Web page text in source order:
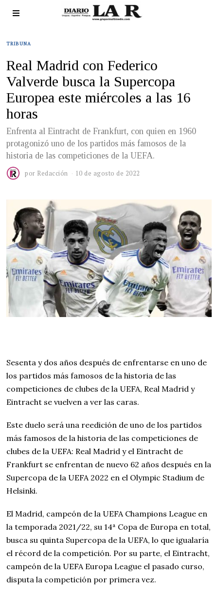
TRIBUNA
Real Madrid con Federico
Valverde busca la Supercopa
Europea este miércoles a las 16
horas
Enfrenta al Eintracht de Frankfurt, con quien en 1960
protagonizó uno de los partidos más famosos de la
historia de las competiciones de la UEFA.
por Redacción 10 de agosto de 2022
Sesenta y dos años después de enfrentarse en uno de
los partidos más famosos de la historia de las
competiciones de clubes de la UEFA, Real Madrid y
Eintracht se vuelven a ver las caras.
Este duelo será una reedición de uno de los partidos
más famosos de la historia de las competiciones de
clubes de la UEFA: Real Madrid y el Eintracht de
Frankfurt se enfrentan de nuevo 62 años después en la
Supercopa de la UEFA 2022 en el Olympic Stadium de
Helsinki.
El Madrid, campeón de la UEFA Champions League en
la temporada 2021/22, su 14ª Copa de Europa en total,
busca su quinta Supercopa de la UEFA, lo que igualaría
el récord de la competición. Por su parte, el Eintracht,
campeón de la UEFA Europa League el pasado curso,
disputa la competición por primera vez.